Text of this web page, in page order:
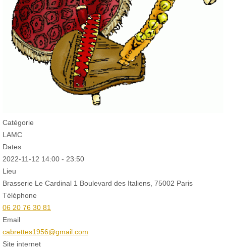
Catégorie
LAMC
Dates
2022-11-12 14:00 - 23:50
Lieu
Brasserie Le Cardinal 1 Boulevard des Italiens, 75002 Paris
Téléphone
06 20 76 30 81
Email
cabrettes1956@gmail.com
Site internet